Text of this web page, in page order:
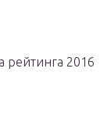
рейтинга 2016